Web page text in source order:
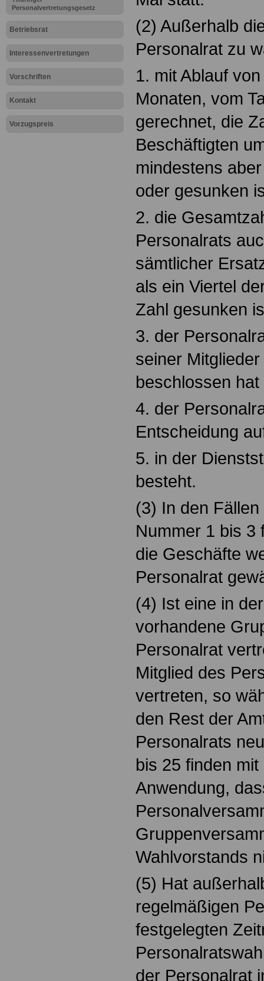
Personalvertretungsgesetz
Betriebsrat
Interessenvertretungen
Vorschriften
Kontakt
Vorzugspreis
(2) Außerhalb
Personalrat zu
1. mit Ablauf
Monaten, vom
gerechnet, die
Beschäftigten
mindestens
oder gesunken
2. die
Personalrats
sämtlicher
als ein Viertel
Zahl gesunken
3. der
seiner
beschlossen hat
4. der
Entscheidung
5. in der
besteht.
(3) In den
Nummer 1 bis 3
die Geschäfte
Personalrat
(4) Ist eine in
vorhandene
Personalrat
Mitglied des
vertreten, so
den Rest der
Personalrats
bis 25 finden
Anwendung,
Wahlvorstands
(5) Hat
regelmäßigen
festgelegten
der Personalrat